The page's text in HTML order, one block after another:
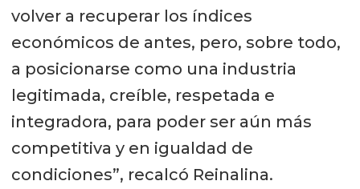
volver a recuperar los índices
económicos de antes, pero, sobre todo,
a posicionarse como una industria
legitimada, creíble, respetada e
integradora, para poder ser aún más
competitiva y en igualdad de
condiciones”, recalcó Reinalina.